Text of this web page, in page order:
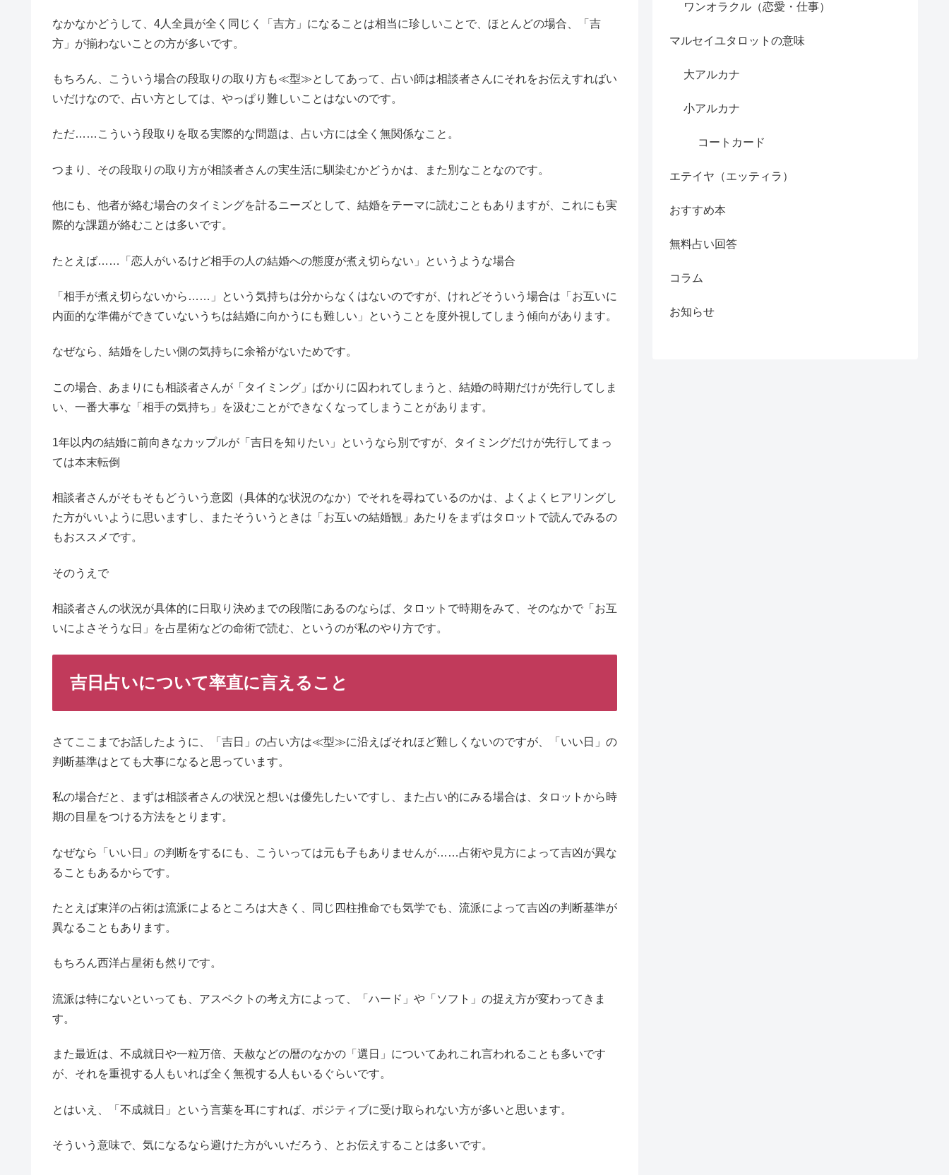
なかなかどうして、4人全員が全く同じく「吉方」になることは相当に珍しいことで、ほとんどの場合、「吉
方」が揃わないことの方が多いです。
もちろん、こういう場合の段取りの取り方も≪型≫としてあって、占い師は相談者さんにそれをお伝えすればい
いだけなので、占い方としては、やっぱり難しいことはないのです。
ただ……こういう段取りを取る実際的な問題は、占い方には全く無関係なこと。
つまり、その段取りの取り方が相談者さんの実生活に馴染むかどうかは、また別なことなのです。
他にも、他者が絡む場合のタイミングを計るニーズとして、結婚をテーマに読むこともありますが、これにも実
際的な課題が絡むことは多いです。
たとえば……「恋人がいるけど相手の人の結婚への態度が煮え切らない」というような場合
「相手が煮え切らないから……」という気持ちは分からなくはないのですが、けれどそういう場合は「お互いに
内面的な準備ができていないうちは結婚に向かうにも難しい」ということを度外視してしまう傾向があります。
なぜなら、結婚をしたい側の気持ちに余裕がないためです。
この場合、あまりにも相談者さんが「タイミング」ばかりに囚われてしまうと、結婚の時期だけが先行してしま
い、一番大事な「相手の気持ち」を汲むことができなくなってしまうことがあります。
1年以内の結婚に前向きなカップルが「吉日を知りたい」というなら別ですが、タイミングだけが先行してまっ
ては本末転倒
相談者さんがそもそもどういう意図（具体的な状況のなか）でそれを尋ねているのかは、よくよくヒアリングし
た方がいいように思いますし、またそういうときは「お互いの結婚観」あたりをまずはタロットで読んでみるの
もおススメです。
そのうえで
相談者さんの状況が具体的に日取り決めまでの段階にあるのならば、タロットで時期をみて、そのなかで「お互
いによさそうな日」を占星術などの命術で読む、というのが私のやり方です。
吉日占いについて率直に言えること
さてここまでお話したように、「吉日」の占い方は≪型≫に沿えばそれほど難しくないのですが、「いい日」の
判断基準はとても大事になると思っています。
私の場合だと、まずは相談者さんの状況と想いは優先したいですし、また占い的にみる場合は、タロットから時
期の目星をつける方法をとります。
なぜなら「いい日」の判断をするにも、こういっては元も子もありませんが……占術や見方によって吉凶が異な
ることもあるからです。
たとえば東洋の占術は流派によるところは大きく、同じ四柱推命でも気学でも、流派によって吉凶の判断基準が
異なることもあります。
もちろん西洋占星術も然りです。
流派は特にないといっても、アスペクトの考え方によって、「ハード」や「ソフト」の捉え方が変わってきま
す。
また最近は、不成就日や一粒万倍、天赦などの暦のなかの「選日」についてあれこれ言われることも多いです
が、それを重視する人もいれば全く無視する人もいるぐらいです。
とはいえ、「不成就日」という言葉を耳にすれば、ポジティブに受け取られない方が多いと思います。
そういう意味で、気になるなら避けた方がいいだろう、とお伝えすることは多いです。
ワンオラクル（恋愛・仕事）
マルセイユタロットの意味
大アルカナ
小アルカナ
コートカード
エテイヤ（エッティラ）
おすすめ本
無料占い回答
コラム
お知らせ